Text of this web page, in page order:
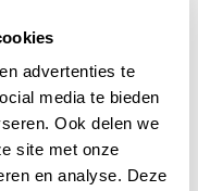
advertenties te
media te bieden
Ook delen we
site met onze
en analyse. Deze
X
DELEN VIA DE MAIL
DELEN OP PINTEREST
DELEN OP